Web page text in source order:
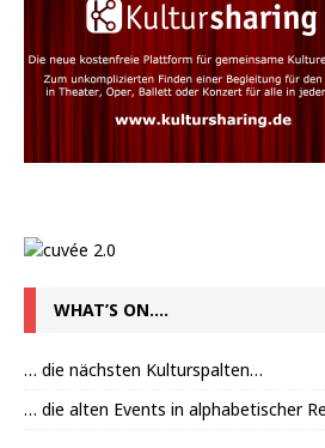
WHAT’S ON….
… die nächsten Kulturspalten…
… die alten Events in alphabetischer